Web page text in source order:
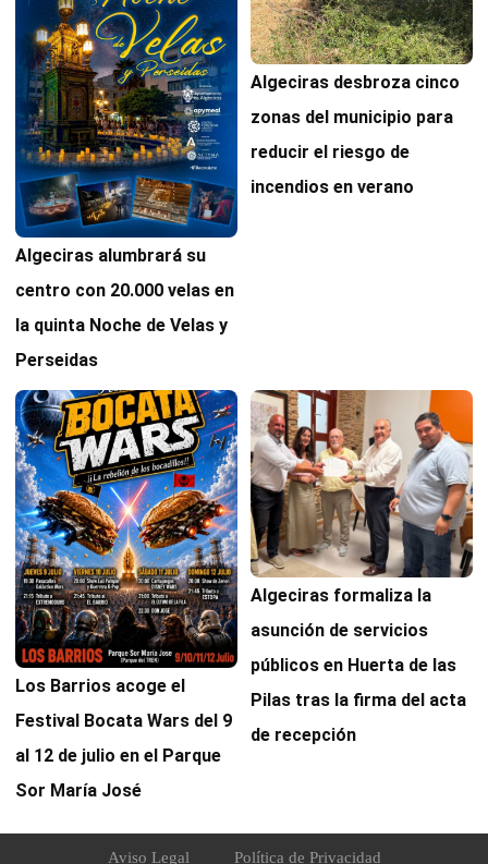
Algeciras alumbrará su
centro con 20.000 velas en
la quinta Noche de Velas y
Perseidas
Algeciras desbroza cinco
zonas del municipio para
reducir el riesgo de
incendios en verano
Los Barrios acoge el
Festival Bocata Wars del 9
al 12 de julio en el Parque
Sor María José
Algeciras formaliza la
asunción de servicios
públicos en Huerta de las
Pilas tras la firma del acta
de recepción
Aviso Legal Política de Privacidad